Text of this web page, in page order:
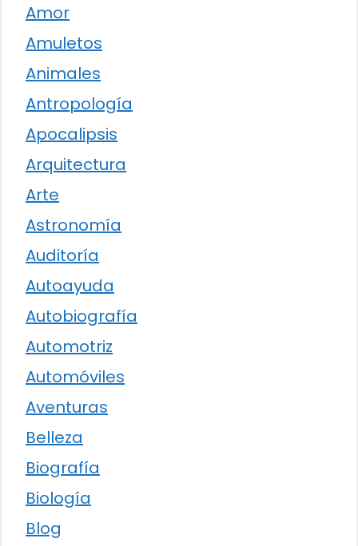
Amor
Amuletos
Animales
Antropología
Apocalipsis
Arquitectura
Arte
Astronomía
Auditoría
Autoayuda
Autobiografía
Automotriz
Automóviles
Aventuras
Belleza
Biografía
Biología
Blog